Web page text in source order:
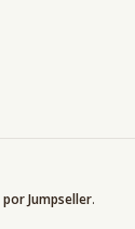
Jumpseller.